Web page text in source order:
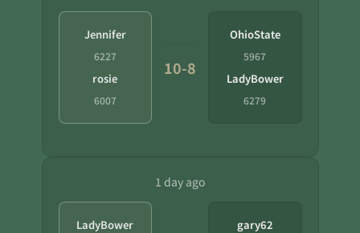
Jennifer
6227
rosie
6007
10-8
OhioState
5967
LadyBower
6279
1 day ago
LadyBower gary62